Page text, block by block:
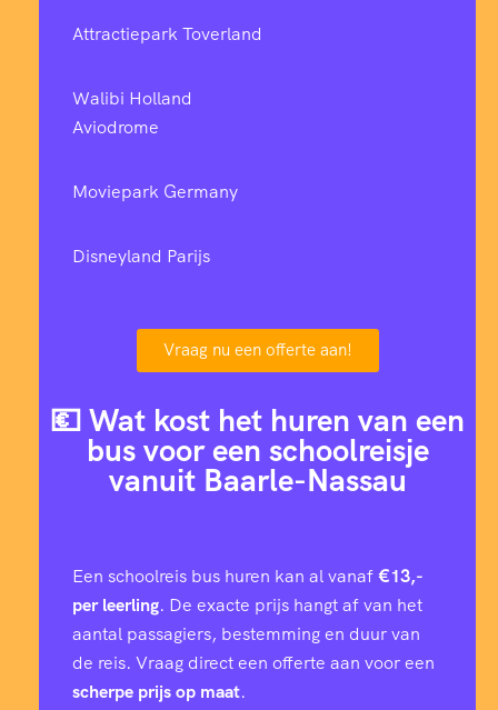
Attractiepark Toverland
Walibi Holland
Aviodrome
Moviepark Germany
Disneyland Parijs
Vraag nu een offerte aan!
💶 Wat kost het huren van een
bus voor een schoolreisje
vanuit Baarle-Nassau
Een schoolreis bus huren kan al vanaf€13,-
per leerling. De exacte prijs hangt af van het
aantal passagiers, bestemming en duur van
de reis. Vraag direct een offerte aan voor een
scherpe prijs op maat.